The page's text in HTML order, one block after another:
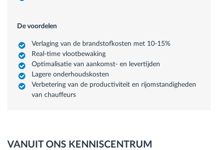
De voordelen
Verlaging van de brandstofkosten met 10-15%
Real-time vlootbewaking
Optimalisatie van aankomst- en levertijden
Lagere onderhoudskosten
Verbetering van de productiviteit en rijomstandigheden
van chauffeurs
VANUIT ONS KENNISCENTRUM